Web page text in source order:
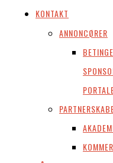
KONTAKT
ANNONCØRER